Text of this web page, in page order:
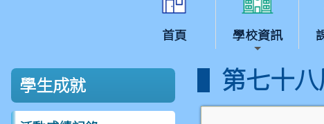
首頁 學校資訊
學生成就 第七十